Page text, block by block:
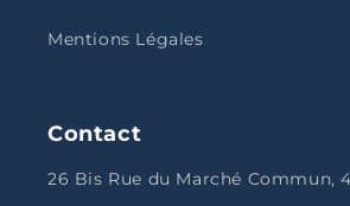
Mentions Légales
Contact
26 Bis Rue du Marché Commun,